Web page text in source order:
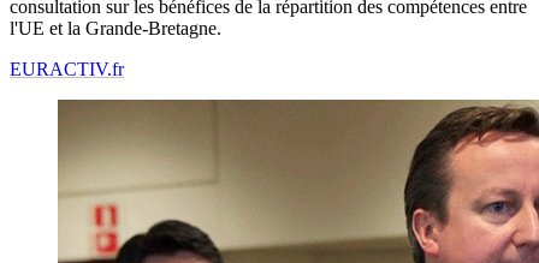
consultation sur les bénéfices de la répartition des compétences entre
l'UE et la Grande-Bretagne.
EURACTIV.fr